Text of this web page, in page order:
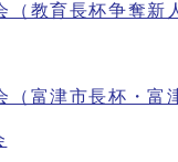
教育長杯争奪新
（富津市長杯・富